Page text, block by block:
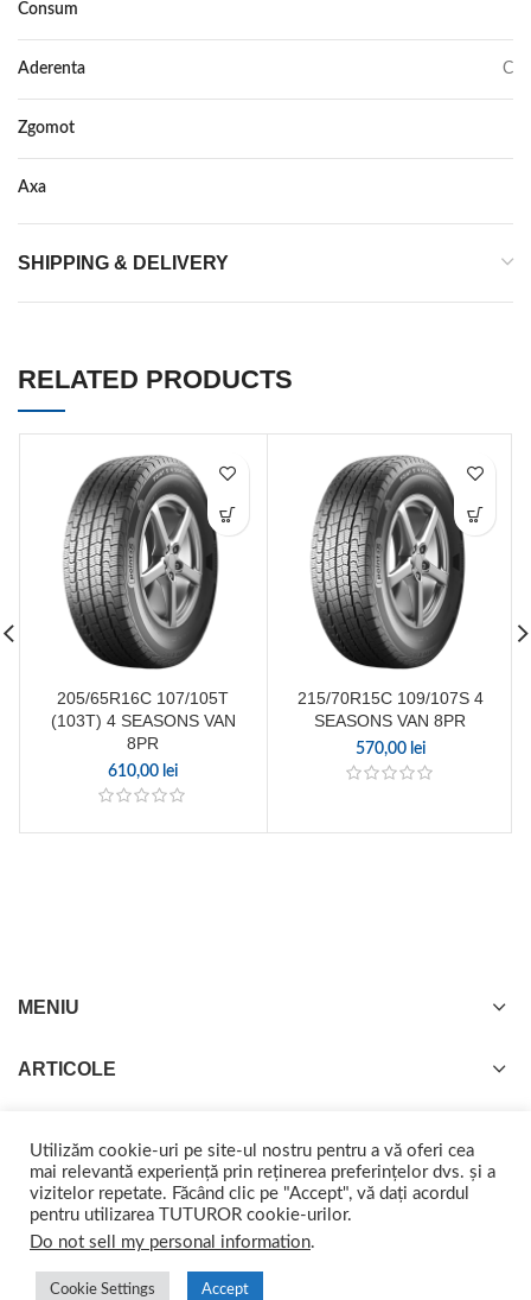
Consum
Aderenta C
Zgomot
Axa
SHIPPING & DELIVERY
RELATED PRODUCTS
205/65R16C 107/105T
(103T) 4 SEASONS VAN
8PR
610,00 lei
215/70R15C 109/107S 4
SEASONS VAN 8PR
570,00 lei
MENIU
ARTICOLE
GISTEL 2022 CREATED BYweb-marketing.ro. Împreună ajungem departe.
Utilizăm cookie-uri pe site-ul nostru pentru a vă oferi cea
mai relevantă experiență prin reținerea preferințelor dvs. și a
vizitelor repetate. Făcând clic pe "Accept", vă dați acordul
pentru utilizarea TUTUROR cookie-urilor.
Do not sell my personal information.
Cookie Settings Accept
0